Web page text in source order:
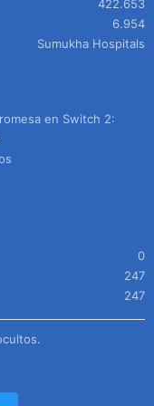
422.653
6.954
Sumukha Hospitals
en Switch 2:
0
247
247